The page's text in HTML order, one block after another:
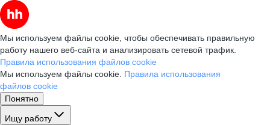
Мы используем файлы cookie, чтобы обеспечивать правильную
работу нашего веб-сайта и анализировать сетевой трафик.
Правила использования файлов cookie
Мы используем файлы cookie. Правила использования
файлов cookie
Понятно
Ищу работу